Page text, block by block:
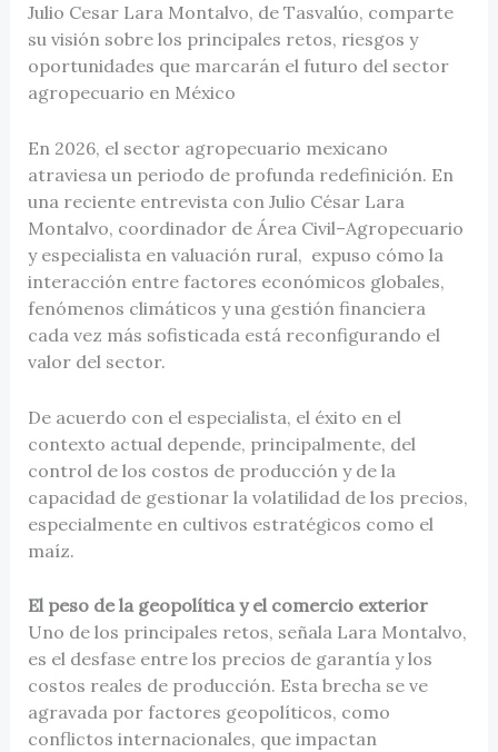
Julio Cesar Lara Montalvo, de Tasvalúo, comparte
su visión sobre los principales retos, riesgos y
oportunidades que marcarán el futuro del sector
agropecuario en México
En 2026, el sector agropecuario mexicano
atraviesa un periodo de profunda redefinición. En
una reciente entrevista con Julio César Lara
Montalvo, coordinador de Área Civil–Agropecuario
y especialista en valuación rural, expuso cómo la
interacción entre factores económicos globales,
fenómenos climáticos y una gestión financiera
cada vez más sofisticada está reconfigurando el
valor del sector.
De acuerdo con el especialista, el éxito en el
contexto actual depende, principalmente, del
control de los costos de producción y de la
capacidad de gestionar la volatilidad de los precios,
especialmente en cultivos estratégicos como el
maíz.
El peso de la geopolítica y el comercio exterior
Uno de los principales retos, señala Lara Montalvo,
es el desfase entre los precios de garantía y los
costos reales de producción. Esta brecha se ve
agravada por factores geopolíticos, como
conflictos internacionales, que impactan